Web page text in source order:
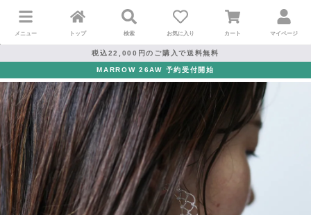
メニュー トップ 検索 お気に入り カート マイページ
税込22,000円のご購入で送料無料
MARROW 26AW 予約受付開始